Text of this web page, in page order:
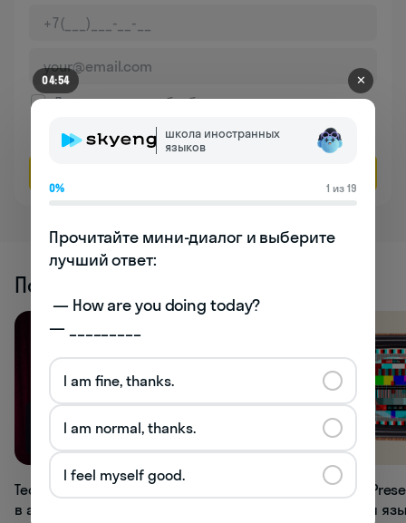
Даю согласие на обработкуперсональных данных
Соглашаюсь наполучение рекламы
Похожие статьи
38.9K
Тест: разбираетесь ли вы
в английских артиклях?
19.1K
Тест по теме
в английском
04:54 ✕
школа иностранных
языков
0% 1 из 19
Прочитайте мини-диалог и выберите
лучший ответ:
— _________
I am fine, thanks.
I am normal, thanks.
I feel myself good.